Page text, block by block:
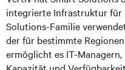
integrierte Infrastruktur für
Solutions-Familie
der für bestimmte
ermöglicht es IT-